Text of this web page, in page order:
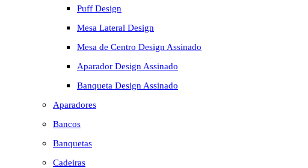
Puff Design
Mesa Lateral Design
Mesa de Centro Design Assinado
Aparador Design Assinado
Banqueta Design Assinado
Aparadores
Bancos
Banquetas
Cadeiras